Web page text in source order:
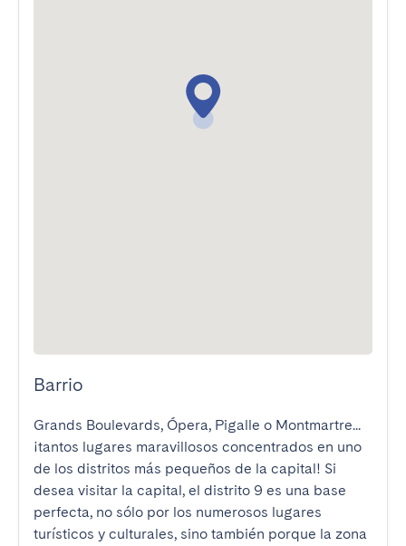
Barrio
Grands Boulevards, Ópera, Pigalle o Montmartre...
¡tantos lugares maravillosos concentrados en uno
de los distritos más pequeños de la capital! Si
desea visitar la capital, el distrito 9 es una base
perfecta, no sólo por los numerosos lugares
turísticos y culturales, sino también porque la zona